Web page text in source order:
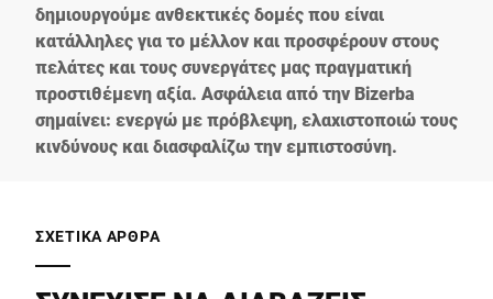
δημιουργούμε ανθεκτικές δομές που είναι
κατάλληλες για το μέλλον και προσφέρουν στους
πελάτες και τους συνεργάτες μας πραγματική
προστιθέμενη αξία. Ασφάλεια από την Bizerba
σημαίνει: ενεργώ με πρόβλεψη, ελαχιστοποιώ τους
κινδύνους και διασφαλίζω την εμπιστοσύνη.
ΣΧΕΤΙΚΆ ΆΡΘΡΑ